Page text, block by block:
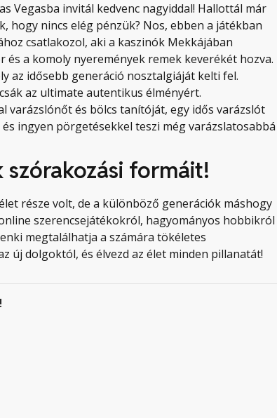
Vegasba invitál kedvenc nagyiddal! Hallottál már
hogy nincs elég pénzük? Nos, ebben a játékban
csatlakozol, aki a kaszinók Mekkájában
és a komoly nyeremények remek keverékét hozva.
az idősebb generáció nosztalgiáját kelti fel.
az ultimate autentikus élményért.
varázslónőt és bölcs tanítóját, egy idős varázslót
ingyen pörgetésekkel teszi még varázslatosabbá
formáit!
része volt, de a különböző generációk máshogy
szerencsejátékokról, hagyományos hobbikról
megtalálhatja a számára tökéletes
új dolgoktól, és élvezd az élet minden pillanatát!